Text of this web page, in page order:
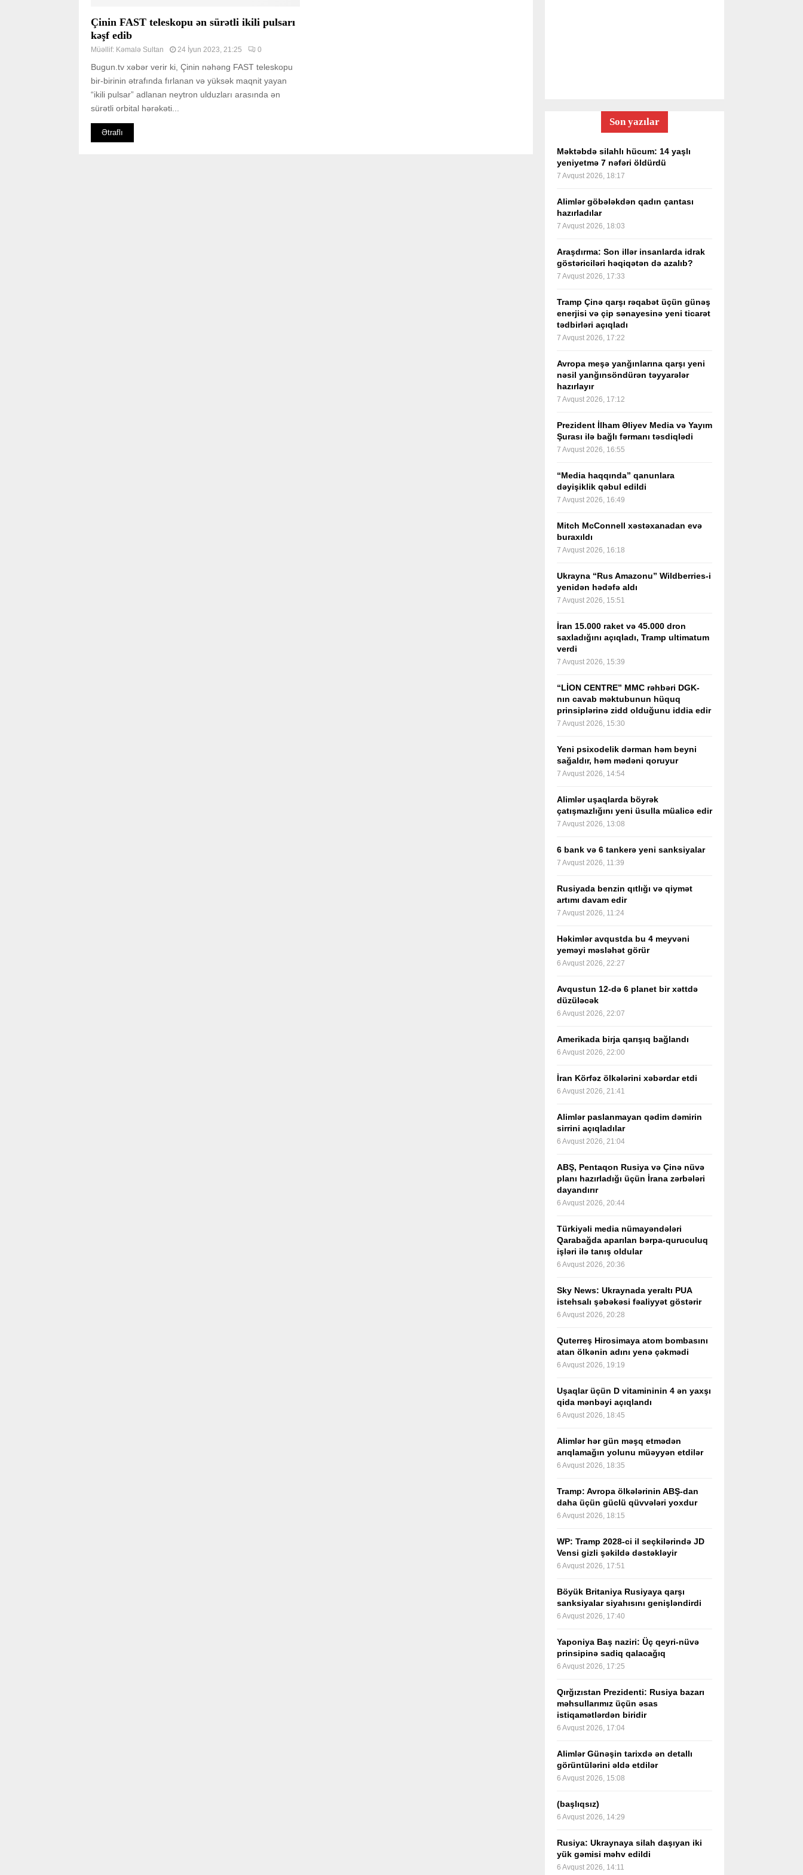
Çinin FAST teleskopu ən sürətli ikili pulsarı
kəşf edib
Müəllif: Kəmalə Sultan 24 İyun 2023, 21:25 0
Bugun.tv xəbər verir ki, Çinin nəhəng FAST teleskopu
bir-birinin ətrafında fırlanan və yüksək maqnit yayan
“ikili pulsar” adlanan neytron ulduzları arasında ən
sürətli orbital hərəkəti...
Ətraflı
Son yazılar
Məktəbdə silahlı hücum: 14 yaşlı
yeniyetmə 7 nəfəri öldürdü
7 Avqust 2026, 18:17
Alimlər göbələkdən qadın çantası
hazırladılar
7 Avqust 2026, 18:03
Araşdırma: Son illər insanlarda idrak
göstəriciləri həqiqətən də azalıb?
7 Avqust 2026, 17:33
Tramp Çinə qarşı rəqabət üçün günəş
enerjisi və çip sənayesinə yeni ticarət
tədbirləri açıqladı
7 Avqust 2026, 17:22
Avropa meşə yanğınlarına qarşı yeni
nəsil yanğınsöndürən təyyarələr
hazırlayır
7 Avqust 2026, 17:12
Prezident İlham Əliyev Media və Yayım
Şurası ilə bağlı fərmanı təsdiqlədi
7 Avqust 2026, 16:55
“Media haqqında” qanunlara
dəyişiklik qəbul edildi
7 Avqust 2026, 16:49
Mitch McConnell xəstəxanadan evə
buraxıldı
7 Avqust 2026, 16:18
Ukrayna “Rus Amazonu” Wildberries-i
yenidən hədəfə aldı
7 Avqust 2026, 15:51
İran 15.000 raket və 45.000 dron
saxladığını açıqladı, Tramp ultimatum
verdi
7 Avqust 2026, 15:39
“LİON CENTRE” MMC rəhbəri DGK-
nın cavab məktubunun hüquq
prinsiplərinə zidd olduğunu iddia edir
7 Avqust 2026, 15:30
Yeni psixodelik dərman həm beyni
sağaldır, həm mədəni qoruyur
7 Avqust 2026, 14:54
Alimlər uşaqlarda böyrək
çatışmazlığını yeni üsulla müalicə edir
7 Avqust 2026, 13:08
6 bank və 6 tankerə yeni sanksiyalar
7 Avqust 2026, 11:39
Rusiyada benzin qıtlığı və qiymət
artımı davam edir
7 Avqust 2026, 11:24
Həkimlər avqustda bu 4 meyvəni
yeməyi məsləhət görür
6 Avqust 2026, 22:27
Avqustun 12-də 6 planet bir xəttdə
düzüləcək
6 Avqust 2026, 22:07
Amerikada birja qarışıq bağlandı
6 Avqust 2026, 22:00
İran Körfəz ölkələrini xəbərdar etdi
6 Avqust 2026, 21:41
Alimlər paslanmayan qədim dəmirin
sirrini açıqladılar
6 Avqust 2026, 21:04
ABŞ, Pentaqon Rusiya və Çinə nüvə
planı hazırladığı üçün İrana zərbələri
dayandırır
6 Avqust 2026, 20:44
Türkiyəli media nümayəndələri
Qarabağda aparılan bərpa-quruculuq
işləri ilə tanış oldular
6 Avqust 2026, 20:36
Sky News: Ukraynada yeraltı PUA
istehsalı şəbəkəsi fəaliyyət göstərir
6 Avqust 2026, 20:28
Quterreş Hirosimaya atom bombasını
atan ölkənin adını yenə çəkmədi
6 Avqust 2026, 19:19
Uşaqlar üçün D vitamininin 4 ən yaxşı
qida mənbəyi açıqlandı
6 Avqust 2026, 18:45
Alimlər hər gün məşq etmədən
arıqlamağın yolunu müəyyən etdilər
6 Avqust 2026, 18:35
Tramp: Avropa ölkələrinin ABŞ-dan
daha üçün güclü qüvvələri yoxdur
6 Avqust 2026, 18:15
WP: Tramp 2028-ci il seçkilərində JD
Vensi gizli şəkildə dəstəkləyir
6 Avqust 2026, 17:51
Böyük Britaniya Rusiyaya qarşı
sanksiyalar siyahısını genişləndirdi
6 Avqust 2026, 17:40
Yaponiya Baş naziri: Üç qeyri-nüvə
prinsipinə sadiq qalacağıq
6 Avqust 2026, 17:25
Qırğızıstan Prezidenti: Rusiya bazarı
məhsullarımız üçün əsas
istiqamətlərdən biridir
6 Avqust 2026, 17:04
Alimlər Günəşin tarixdə ən detallı
görüntülərini əldə etdilər
6 Avqust 2026, 15:08
(başlıqsız)
6 Avqust 2026, 14:29
Rusiya: Ukraynaya silah daşıyan iki
yük gəmisi məhv edildi
6 Avqust 2026, 14:11